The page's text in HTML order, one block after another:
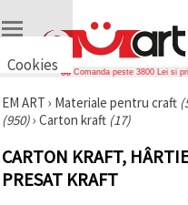
Cookies
vrem să vă
oferim
cookie -uri.
Cu toate
acestea, ele
Comanda peste 3800 Lei si
EM ART › Materiale pentru craft
(950)› Carton kraft (17)
CARTON KRAFT,
PRESAT KRAFT